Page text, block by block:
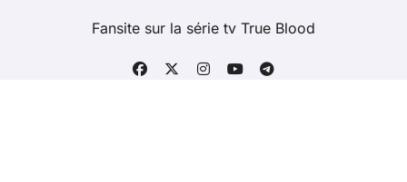
Fansite sur la série tv True Blood